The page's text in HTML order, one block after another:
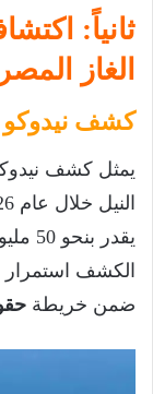
الغاز
كشف نيدوكو إن-2 (دلتا النيل –
الكشف استمرار
ضمن خريطة